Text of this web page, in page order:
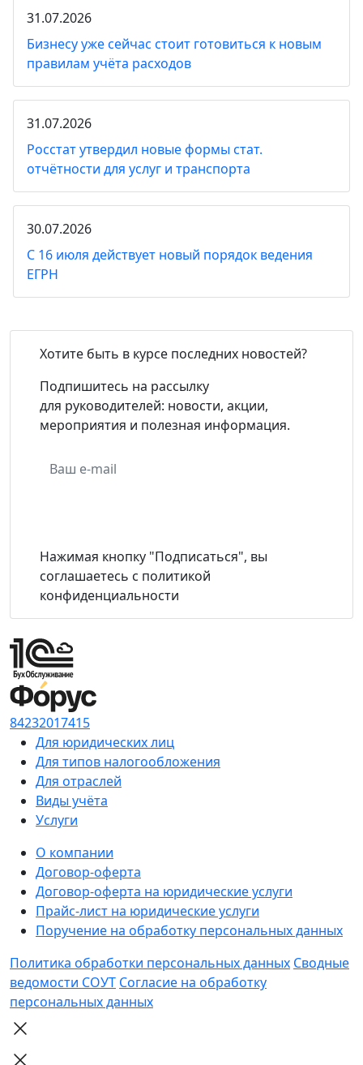
31.07.2026
Бизнесу уже сейчас стоит готовиться к новым
правилам учёта расходов
31.07.2026
Росстат утвердил новые формы стат.
отчётности для услуг и транспорта
30.07.2026
С 16 июля действует новый порядок ведения
ЕГРН
Хотите быть в курсе последних новостей?
Подпишитесь на рассылку
для руководителей: новости, акции,
мероприятия и полезная информация.
Нажимая кнопку "Подписаться", вы
соглашаетесь с политикой
конфиденциальности
84232017415
Для юридических лиц
Для типов налогообложения
Для отраслей
Виды учёта
Услуги
О компании
Договор-оферта
Договор-оферта на юридические услуги
Прайс-лист на юридические услуги
Поручение на обработку персональных данных
Политика обработки персональных данных Сводные
ведомости СОУТ Согласие на обработку
персональных данных